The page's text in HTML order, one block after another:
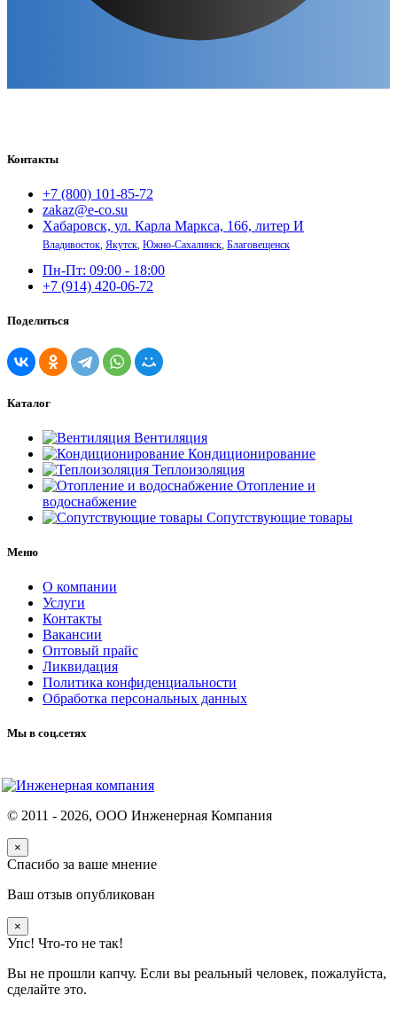
Контакты
+7 (800) 101-85-72
zakaz@e-co.su
Хабаровск, ул. Карла Маркса, 166, литер И
Владивосток, Якутск, Южно-Сахалинск, Благовещенск
Пн-Пт: 09:00 - 18:00
+7 (914) 420-06-72
Поделиться
Каталог
Вентиляция
Кондиционирование
Теплоизоляция
Отопление и
водоснабжение
Сопутствующие товары
Меню
О компании
Услуги
Контакты
Вакансии
Оптовый прайс
Ликвидация
Политика конфиденциальности
Обработка персональных данных
Мы в соц.сетях
© 2011 - 2026, ООО Инженерная Компания
×
Спасибо за ваше мнение
Ваш отзыв опубликован
×
Упс! Что-то не так!
Вы не прошли капчу. Если вы реальный человек, пожалуйста,
сделайте это.